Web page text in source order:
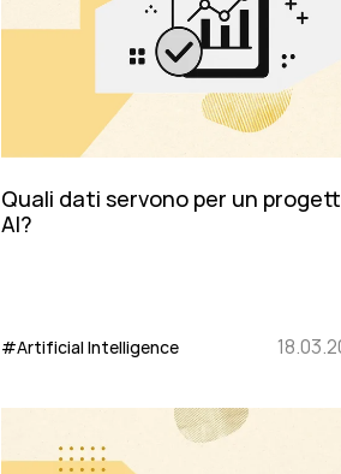
Quali dati servono per un
AI?
#Artificial Intelligence